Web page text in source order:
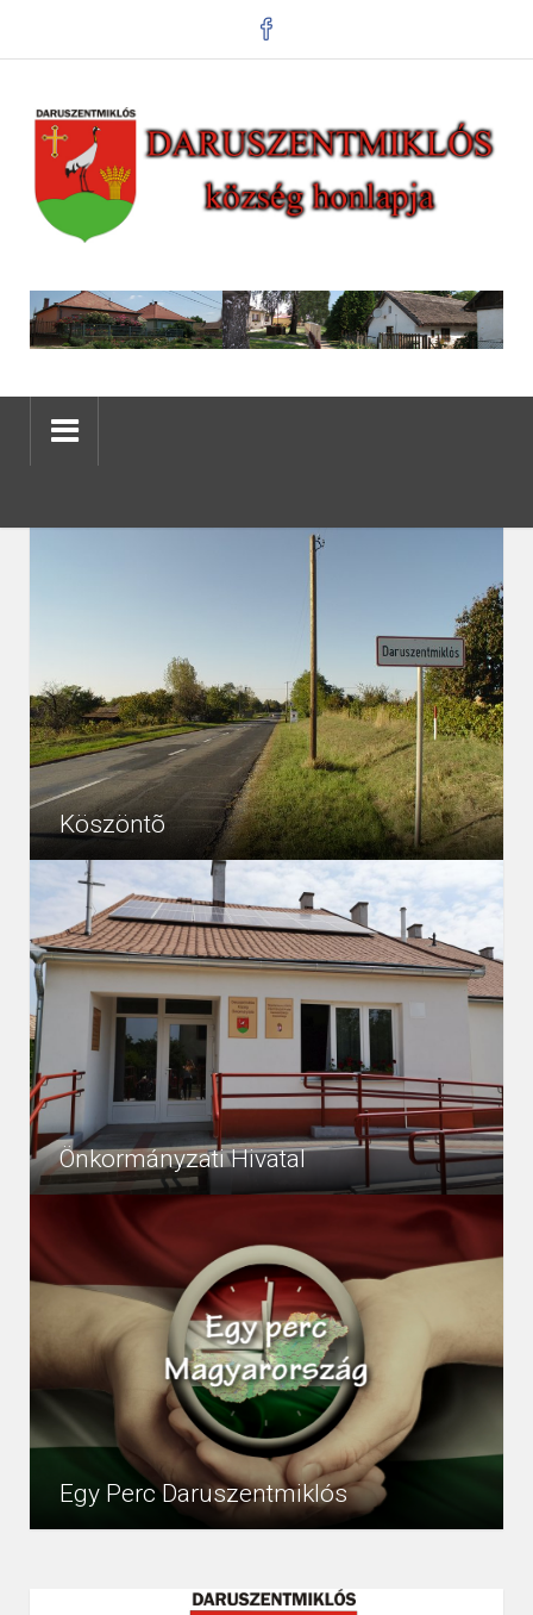
Köszöntõ
Szeretettel köszöntjük településünk honlapján, amely
azzal a kettős céllal jött létre, hogy egyfelől bemutassuk
településünk látnivalóit, nevezetességeit, kulturális
életünket minden...
4537 Egyéb
Önkormányzati Hivatal
Az Önkormányzati Hivatal a Kisapostagi Közös
Önkormányzati Hivatal (továbbiakban: Hivatal)
szervezeteként működik 2020. január 1-től kezdődően.
A Hivatal működésében érintett:...
152302
Egy Perc Daruszentmiklós
http://www.youtube.com/watch?v=bA0MBW5-_Ww